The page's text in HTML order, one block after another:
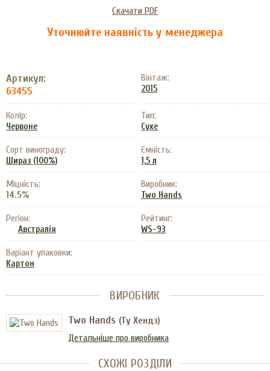
Скачати PDF
Уточнюйте наявність у менеджера
Артикул:
63455
Вінтаж:
2015
Колір:
Червоне
Тип:
Сухе
Сорт винограду:
Шираз (100%)
Ємність:
1,5 л
Міцність:
14.5%
Виробник:
Two Hands
Регіон:
Австралія
Рейтинг:
WS-93
Варіант упаковки:
Картон
ВИРОБНИК
Two Hands (Ту Хендз)
Детальніше про виробника
СХОЖІ РОЗДІЛИ